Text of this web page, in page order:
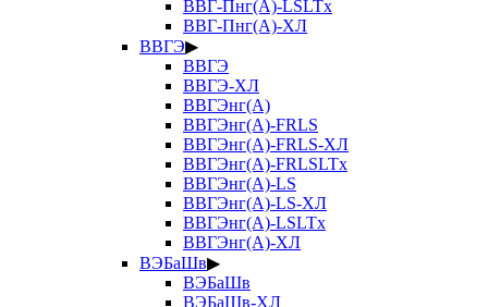
ВВГ-Пнг(А)-LSLTx
ВВГ-Пнг(А)-ХЛ
ВВГЭ▶
ВВГЭ
ВВГЭ-ХЛ
ВВГЭнг(А)
ВВГЭнг(А)-FRLS
ВВГЭнг(А)-FRLS-ХЛ
ВВГЭнг(А)-FRLSLTx
ВВГЭнг(А)-LS
ВВГЭнг(А)-LS-ХЛ
ВВГЭнг(А)-LSLTx
ВВГЭнг(А)-ХЛ
ВЭБаШв▶
ВЭБаШв
ВЭБаШв-ХЛ